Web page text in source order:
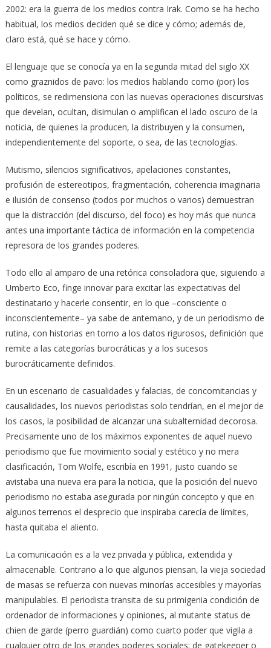
2002: era la guerra de los medios contra Irak. Como se ha hecho
habitual, los medios deciden qué se dice y cómo; además de,
claro está, qué se hace y cómo.
El lenguaje que se conocía ya en la segunda mitad del siglo XX
como graznidos de pavo: los medios hablando como (por) los
políticos, se redimensiona con las nuevas operaciones discursivas
que develan, ocultan, disimulan o amplifican el lado oscuro de la
noticia, de quienes la producen, la distribuyen y la consumen,
independientemente del soporte, o sea, de las tecnologías.
Mutismo, silencios significativos, apelaciones constantes,
profusión de estereotipos, fragmentación, coherencia imaginaria
e ilusión de consenso (todos por muchos o varios) demuestran
que la distracción (del discurso, del foco) es hoy más que nunca
antes una importante táctica de información en la competencia
represora de los grandes poderes.
Todo ello al amparo de una retórica consoladora que, siguiendo a
Umberto Eco, finge innovar para excitar las expectativas del
destinatario y hacerle consentir, en lo que –consciente o
inconscientemente– ya sabe de antemano, y de un periodismo de
rutina, con historias en torno a los datos rigurosos, definición que
remite a las categorías burocráticas y a los sucesos
burocráticamente definidos.
En un escenario de casualidades y falacias, de concomitancias y
causalidades, los nuevos periodistas solo tendrían, en el mejor de
los casos, la posibilidad de alcanzar una subalternidad decorosa.
Precisamente uno de los máximos exponentes de aquel nuevo
periodismo que fue movimiento social y estético y no mera
clasificación, Tom Wolfe, escribía en 1991, justo cuando se
avistaba una nueva era para la noticia, que la posición del nuevo
periodismo no estaba asegurada por ningún concepto y que en
algunos terrenos el desprecio que inspiraba carecía de límites,
hasta quitaba el aliento.
La comunicación es a la vez privada y pública, extendida y
almacenable. Contrario a lo que algunos piensan, la vieja sociedad
de masas se refuerza con nuevas minorías accesibles y mayorías
manipulables. El periodista transita de su primigenia condición de
ordenador de informaciones y opiniones, al mutante status de
chien de garde (perro guardián) como cuarto poder que vigila a
cualquier otro de los grandes poderes sociales; de gatekeeper o